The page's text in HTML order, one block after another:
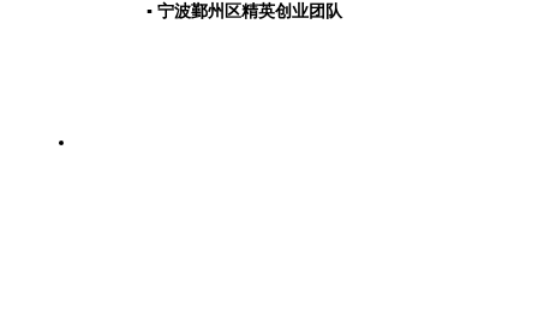
▪ 宁波鄞州区精英创业团队